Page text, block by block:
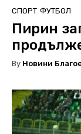
СПОРТ ФУТБОЛ
Пирин
By Новини